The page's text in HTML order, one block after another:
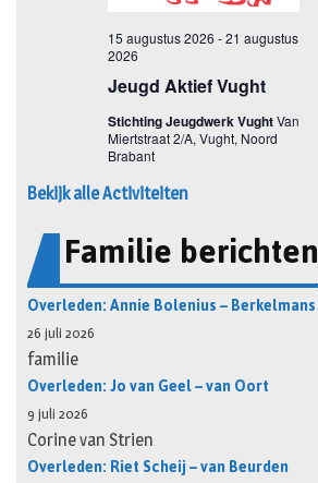
Bekijk alle Activiteiten
Familie berichten
Overleden: Annie Bolenius – Berkelmans
26 juli 2026
familie
Overleden: Jo van Geel – van Oort
9 juli 2026
Corine van Strien
Overleden: Riet Scheij – van Beurden